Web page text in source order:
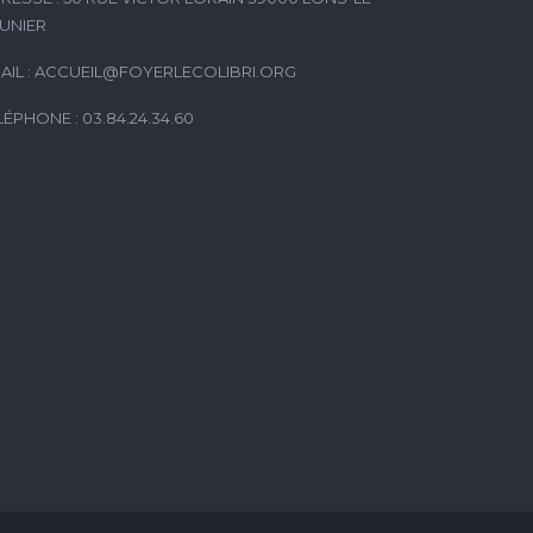
: ACCUEIL@FOYERLECOLIBRI.ORG
: 03.84.24.34.60